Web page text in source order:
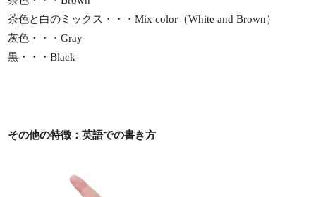
茶色と白のミックス・・・Mix color（White and Brown）
灰色・・・Gray
黒・・・Black
その他の特徴：英語での書き方